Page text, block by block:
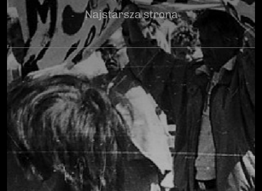
Najstarsza strona